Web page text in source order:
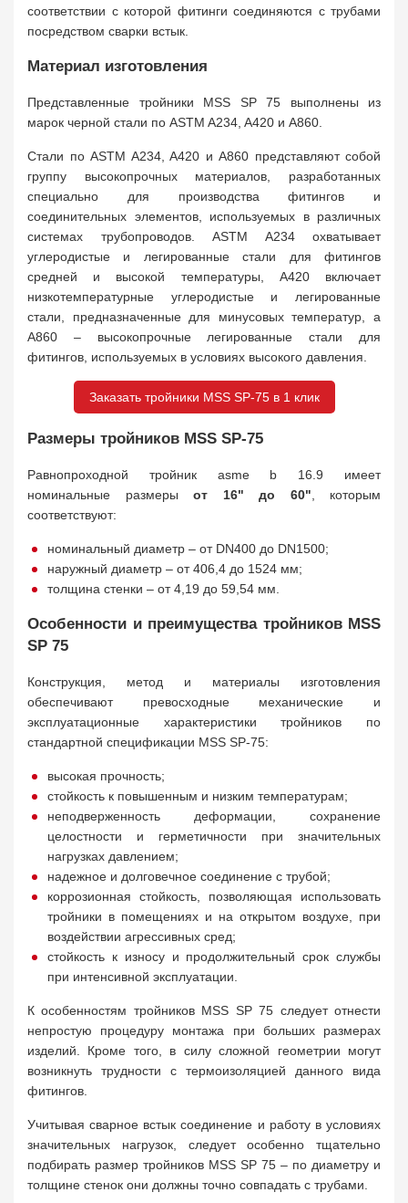
соответствии с которой фитинги соединяются с трубами
посредством сварки встык.
Материал изготовления
Представленные тройники MSS SP 75 выполнены из
марок черной стали по ASTM A234, A420 и A860.
Стали по ASTM A234, A420 и A860 представляют собой
группу высокопрочных материалов, разработанных
специально для производства фитингов и
соединительных элементов, используемых в различных
системах трубопроводов. ASTM A234 охватывает
углеродистые и легированные стали для фитингов
средней и высокой температуры, A420 включает
низкотемпературные углеродистые и легированные
стали, предназначенные для минусовых температур, а
A860 – высокопрочные легированные стали для
фитингов, используемых в условиях высокого давления.
Заказать тройники MSS SP-75 в 1 клик
Размеры тройников MSS SP-75
Равнопроходной тройник asme b 16.9 имеет
номинальные размеры от 16" до 60" , которым
соответствуют:
номинальный диаметр – от DN400 до DN1500;
наружный диаметр – от 406,4 до 1524 мм;
толщина стенки – от 4,19 до 59,54 мм.
Особенности и преимущества тройников MSS
SP 75
Конструкция, метод и материалы изготовления
обеспечивают превосходные механические и
эксплуатационные характеристики тройников по
стандартной спецификации MSS SP-75:
высокая прочность;
стойкость к повышенным и низким температурам;
неподверженность деформации, сохранение
целостности и герметичности при значительных
нагрузках давлением;
надежное и долговечное соединение с трубой;
коррозионная стойкость, позволяющая использовать
тройники в помещениях и на открытом воздухе, при
воздействии агрессивных сред;
стойкость к износу и продолжительный срок службы
при интенсивной эксплуатации.
К особенностям тройников MSS SP 75 следует отнести
непростую процедуру монтажа при больших размерах
изделий. Кроме того, в силу сложной геометрии могут
возникнуть трудности с термоизоляцией данного вида
фитингов.
Учитывая сварное встык соединение и работу в условиях
значительных нагрузок, следует особенно тщательно
подбирать размер тройников MSS SP 75 – по диаметру и
толщине стенок они должны точно совпадать с трубами.